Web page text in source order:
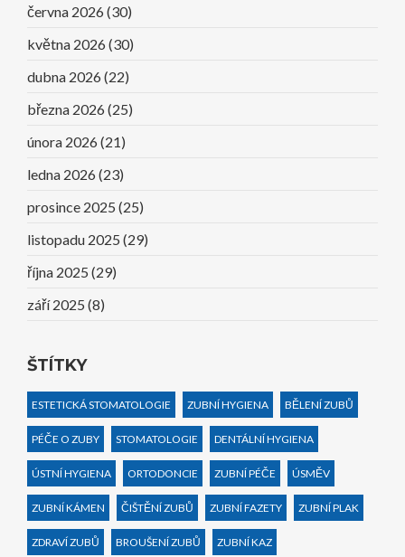
června 2026 (30)
května 2026 (30)
dubna 2026 (22)
března 2026 (25)
února 2026 (21)
ledna 2026 (23)
prosince 2025 (25)
listopadu 2025 (29)
října 2025 (29)
září 2025 (8)
ŠTÍTKY
ESTETICKÁ STOMATOLOGIE ZUBNÍ HYGIENA BĚLENÍ ZUBŮ
PÉČE O ZUBY STOMATOLOGIE DENTÁLNÍ HYGIENA
ÚSTNÍ HYGIENA ORTODONCIE ZUBNÍ PÉČE ÚSMĚV
ZUBNÍ KÁMEN ČIŠTĚNÍ ZUBŮ ZUBNÍ FAZETY ZUBNÍ PLAK
ZDRAVÍ ZUBŮ BROUŠENÍ ZUBŮ ZUBNÍ KAZ